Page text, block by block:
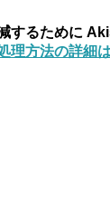
するために
理方法の詳細